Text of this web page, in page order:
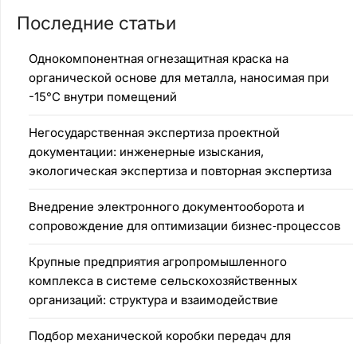
Последние статьи
Однокомпонентная огнезащитная краска на
органической основе для металла, наносимая при
-15°C внутри помещений
Негосударственная экспертиза проектной
документации: инженерные изыскания,
экологическая экспертиза и повторная экспертиза
Внедрение электронного документооборота и
сопровождение для оптимизации бизнес‑процессов
Крупные предприятия агропромышленного
комплекса в системе сельскохозяйственных
организаций: структура и взаимодействие
Подбор механической коробки передач для